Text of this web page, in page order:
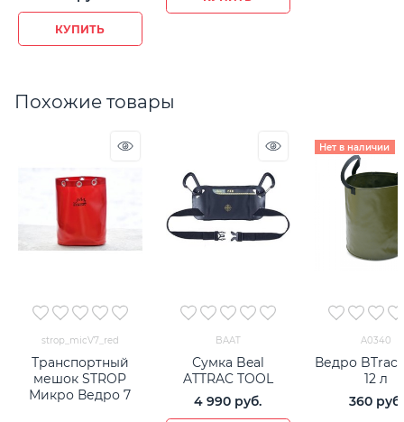
КУПИТЬ
Похожие товары
strop_micV7_red
Транспортный
мешок STROP
Микро Ведро 7
BAAT
Сумка Beal
ATTRAC TOOL
4 990 руб.
Нет в наличии
A0340
Ведро
12 л
360 руб.